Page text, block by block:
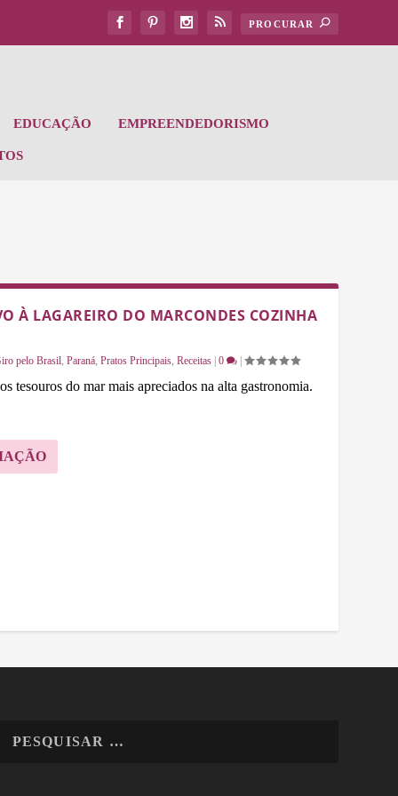
EDUCAÇÃO EMPREENDEDORISMO
À LAGAREIRO DO MARCONDES COZINHA
pelo Brasil, Paraná, Pratos Principais, Receitas 0
tesouros do mar mais apreciados na alta gastronomia.